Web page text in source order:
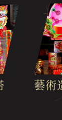
藝術